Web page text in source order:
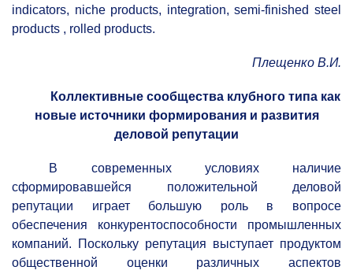
indicators, niche products, integration, semi-finished steel
products , rolled products.
Плещенко В.И.
Коллективные сообщества клубного типа как
новые источники формирования и развития
деловой репутации
В современных условиях наличие
сформировавшейся положительной деловой
репутации играет большую роль в вопросе
обеспечения конкурентоспособности промышленных
компаний. Поскольку репутация выступает продуктом
общественной оценки различных аспектов